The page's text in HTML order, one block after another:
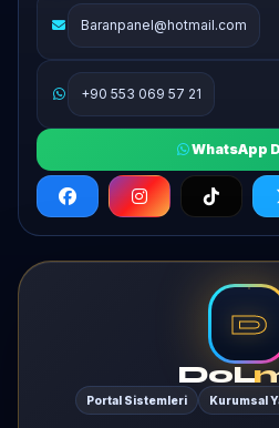
Baranpanel@hotmail.com
+90 553 069 57 21
WhatsApp
D
DoL
Portal Sistemleri Kurumsal